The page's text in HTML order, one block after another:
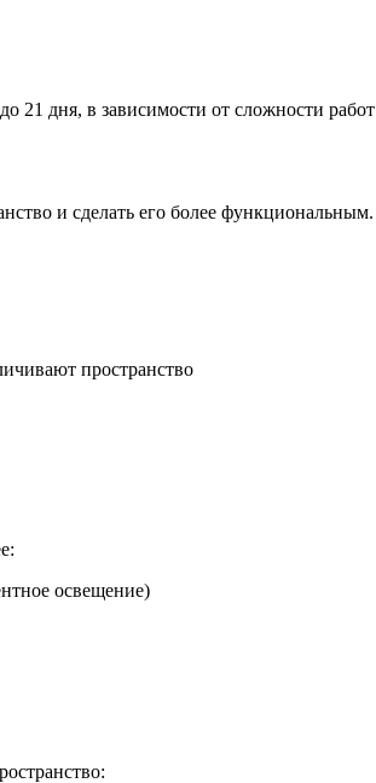
21 дня, в зависимости от сложности
и сделать его более
пространство
освещение)